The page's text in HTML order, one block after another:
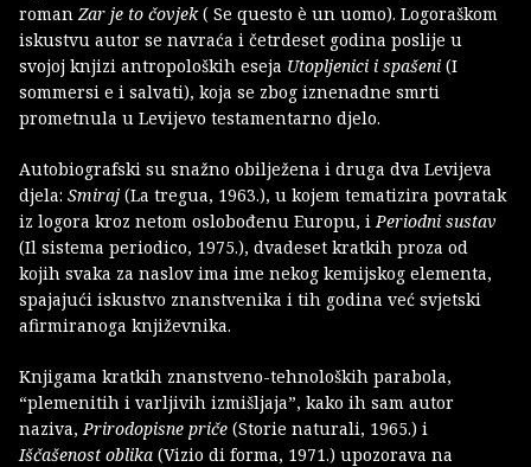
roman Zar je to čovjek( Se questo è un uomo). Logoraškom
iskustvu autor se navraća i četrdeset godina poslije u
svojoj knjizi antropoloških eseja Utopljenici i spašeni (I
sommersi e i salvati), koja se zbog iznenadne smrti
prometnula u Levijevo testamentarno djelo.
Autobiografski su snažno obilježena i druga dva Levijeva
djela: Smiraj (La tregua, 1963.), u kojem tematizira povratak
iz logora kroz netom oslobođenu Europu, i Periodni sustav
(Il sistema periodico, 1975.), dvadeset kratkih proza od
kojih svaka za naslov ima ime nekog kemijskog elementa,
spajajući iskustvo znanstvenika i tih godina već svjetski
afirmiranoga književnika.
Knjigama kratkih znanstveno-tehnoloških parabola,
“plemenitih i varljivih izmišljaja”, kako ih sam autor
naziva, Prirodopisne priče (Storie naturali, 1965.) i
Iščašenost oblika (Vizio di forma, 1971.) upozorava na